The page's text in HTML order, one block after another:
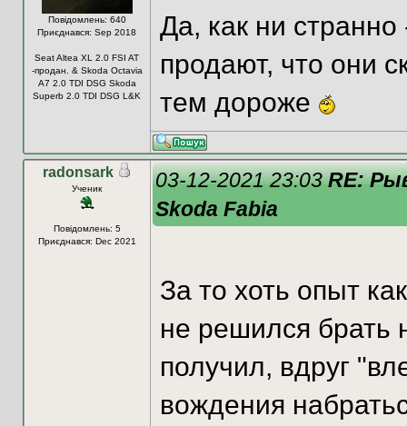
Повідомлень: 640
Приєднався: Sep 2018
Seat Altea XL 2.0 FSI AT
-продан. & Skoda Octavia
A7 2.0 TDI DSG Skoda
Superb 2.0 TDI DSG L&K
Да, как ни
продают, что они
тем дороже
radonsark
Ученик
Повідомлень: 5
Приєднався: Dec 2021
03-12-2021 23:03RE:
Skoda Fabia
За то хоть опыт
не решился брать
получил, вдруг
вождения